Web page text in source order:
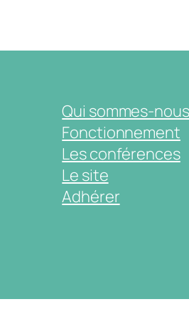
Qui sommes-
Fonctionnement
Les conférences
Le site
Adhérer